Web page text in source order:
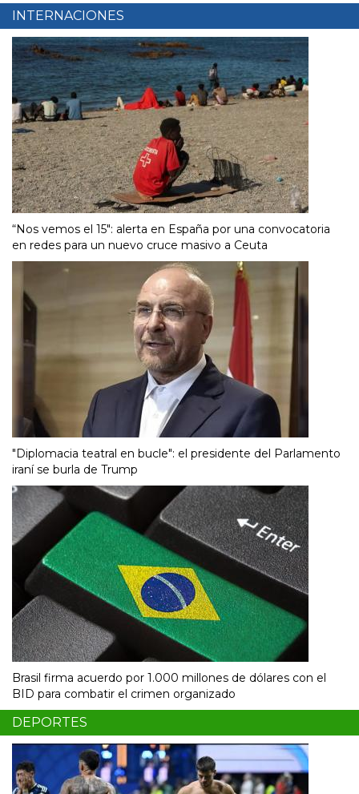
INTERNACIONES
“Nos vemos el 15″: alerta en España por una convocatoria
en redes para un nuevo cruce masivo a Ceuta
"Diplomacia teatral en bucle": el presidente del Parlamento
iraní se burla de Trump
Brasil firma acuerdo por 1.000 millones de dólares con el
BID para combatir el crimen organizado
DEPORTES